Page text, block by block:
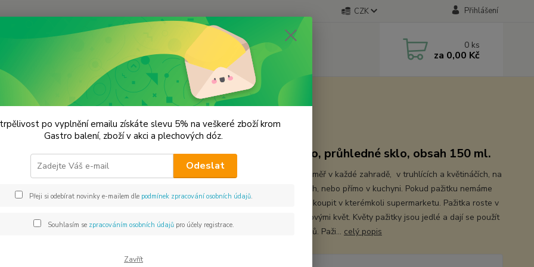
CZK Přihlášení
0 ks
za 0,00 Kč
Premium koření Pažitka řezaná Prémiová kvalita
řezaná Prémiová kvalita
Kořenka retro, průhledné sklo, obsah 150 ml.
Pažitku najdeme téměř v každé zahradě, v truhlících a květináčích, na
oknech a balkónech, nebo přímo v kuchyni. Pokud pažitku nemáme
po ruce, můžeme ji koupit v kterémkoli supermarketu. Pažitka roste v
trsech a kvete fialovými květ. Květy pažitky jsou jedlé a dají se použít
jako ozdoba pokrmů. Paži... celý popis
po vyplnění emailu získáte slevu 5% na veškeré zboží krom
Gastro balení, zboží v akci a plechových dóz.
Odeslat
Přeji si odebírat novinky e-mailem dle podmínek zpracování osobních údajů.
Souhlasím se zpracováním osobních údajůpro účely registrace.
Zavřít